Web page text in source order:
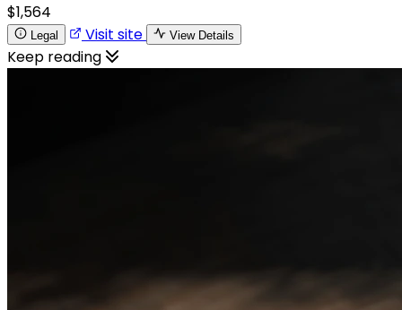
$1,564
Legal Visit site View Details
Keep reading